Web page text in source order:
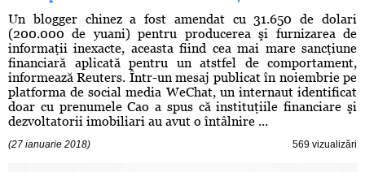
Un blogger chinez a fost amendat cu 31.650 de dolari
(200.000 de yuani) pentru producerea şi furnizarea de
informaţii inexacte, aceasta fiind cea mai mare sancţiune
financiară aplicată pentru un atstfel de comportament,
informează Reuters. Într-un mesaj publicat în noiembrie pe
platforma de social media WeChat, un internaut identificat
doar cu prenumele Cao a spus că instituţiile financiare şi
dezvoltatorii imobiliari au avut o întâlnire ...
(27 ianuarie 2018) 569 vizualizări